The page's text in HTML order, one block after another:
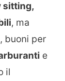
sitting,
, ma
, buoni per
e
il